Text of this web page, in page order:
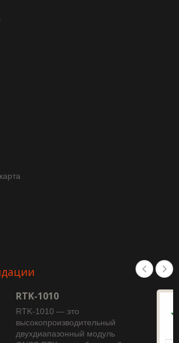
RTK-1010
RTK-1010 — это
высокопроизводительный
двухдиапазонный модуль